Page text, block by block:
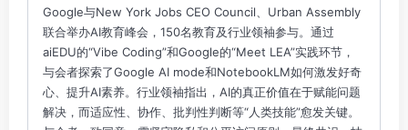
Google与New York Jobs CEO Council、Urban Assembly
联合举办AI教育峰会，150名教育及行业领袖参与。通过
aiEDU的“Vibe Coding”和Google的“Meet LEA”实践环节，
与会者探索了Google AI mode和NotebookLM如何激发好奇
心、提升AI素养。行业领袖指出，AI的真正价值在于赋能问题
解决，而适应性、协作、批判性判断等“人类技能”愈发关键。